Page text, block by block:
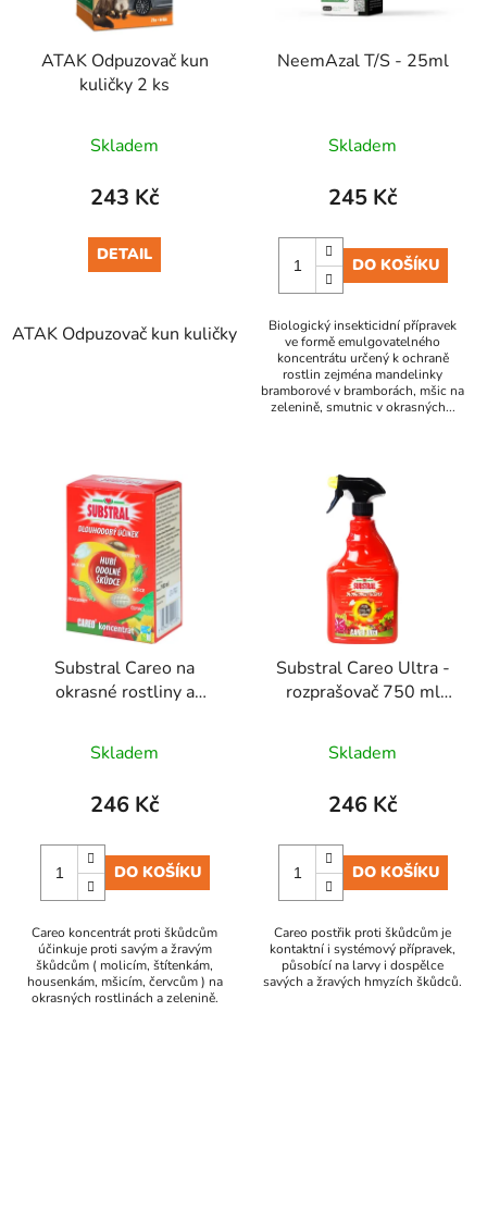
ATAK Odpuzovač kun
kuličky 2 ks
Skladem
243 Kč
DETAIL
ATAK Odpuzovač kun kuličky 2 ks
NeemAzal T/S - 25ml
Skladem
245 Kč
DO KOŠÍKU
Biologický insekticidní přípravek
ve formě emulgovatelného
koncentrátu určený k ochraně
rostlin zejména mandelinky
bramborové v bramborách, mšic na
zelenině, smutnic v okrasných...
Substral Careo na
okrasné rostliny a
100 ml EVERGREEN
Skladem
246 Kč
DO KOŠÍKU
Careo koncentrát proti škůdcům
účinkuje proti savým a žravým
škůdcům ( molicím, štítenkám,
housenkám, mšicím, červcům ) na
okrasných rostlinách a zelenině.
Substral Careo Ultra -
rozprašovač 750 ml
Skladem
246 Kč
DO KOŠÍKU
Careo postřik proti škůdcům je
kontaktní i systémový přípravek,
působící na larvy i dospělce
savých a žravých hmyzích škůdců.